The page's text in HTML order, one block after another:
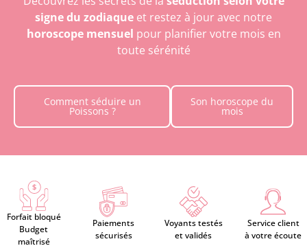
signe du zodiaque et restez à jour avec notre
horoscope mensuel pour planifier votre mois en
toute sérénité
Comment séduire un
Poissons ?
Son horoscope du
mois
Forfait bloqué
Budget
maîtrisé
Paiements
sécurisés
Voyants testés
et validés
Service client
à votre écoute